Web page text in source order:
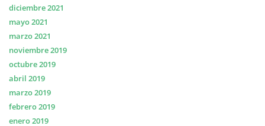
diciembre 2021
mayo 2021
marzo 2021
noviembre 2019
octubre 2019
abril 2019
marzo 2019
febrero 2019
enero 2019